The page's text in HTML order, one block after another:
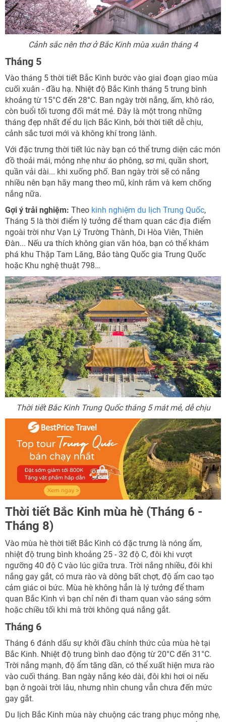
Cảnh sắc nên thơ ở Bắc Kinh mùa xuân tháng 4
Tháng 5
Vào tháng 5 thời tiết Bắc Kinh bước vào giai đoạn giao mùa
cuối xuân - đầu hạ. Nhiệt độ Bắc Kinh tháng 5 trung bình
khoảng từ 15°C đến 28°C. Ban ngày trời nắng, ấm, khô ráo,
còn buổi tối tương đối mát mẻ. Đây là một trong những
tháng đẹp nhất để du lịch Bắc Kinh, bởi thời tiết dễ chịu,
cảnh sắc tươi mới và không khí trong lành.
Với đặc trưng thời tiết lúc này bạn có thể trưng diện các món
đồ thoải mái, mỏng nhẹ như áo phông, sơ mi, quần short,
quần vải dài... khi xuống phố. Ban ngày trời sẽ có nắng
nhiều nên bạn hãy mang theo mũ, kính râm và kem chống
nắng nữa.
Gợi ý trải nghiệm: Theo kinh nghiệm du lịch Trung Quốc,
Tháng 5 là thời điểm lý tưởng để tham quan các địa điểm
ngoài trời như Vạn Lý Trường Thành, Di Hòa Viên, Thiên
Đàn... Nếu ưa thích không gian văn hóa, bạn có thể khám
phá khu Thập Tam Lăng, Bảo tàng Quốc gia Trung Quốc
hoặc Khu nghệ thuật 798…
Thời tiết Bắc Kinh Trung Quốc tháng 5 mát mẻ, dễ chịu
Thời tiết Bắc Kinh mùa hè (Tháng 6 -
Tháng 8)
Vào mùa hè thời tiết Bắc Kinh có đặc trưng là nóng ẩm,
nhiệt độ trung bình khoảng 25 - 32 độ C, đôi khi vượt
ngưỡng 40 độ C vào lúc giữa trưa. Trời nắng nhiều, đôi khi
nắng gay gắt, có mưa rào và dông bất chợt, độ ẩm cao tạo
cảm giác oi bức. Mùa hè không hẳn là lý tưởng để tham
quan Bắc Kinh vì bạn chỉ nên đi tham quan vào sáng sớm
hoặc chiều tối khi mà trời không quá nắng gắt.
Tháng 6
Tháng 6 đánh dấu sự khởi đầu chính thức của mùa hè tại
Bắc Kinh. Nhiệt độ trung bình dao động từ 20°C đến 31°C.
Trời nắng mạnh, độ ẩm tăng dần, có thể xuất hiện mưa rào
vào cuối tháng. Ban ngày nắng kéo dài, đôi khi hơi oi nếu
bạn ở ngoài trời lâu, nhưng nhìn chung vẫn chưa đến mức
gay gắt.
Du lịch Bắc Kinh mùa này chuộng các trang phục mỏng nhẹ,